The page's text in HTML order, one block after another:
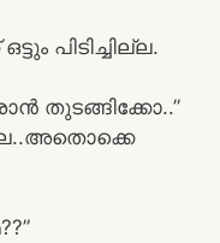
പിടിച്ചില്ല.
തുടങ്ങിക്കോ..”